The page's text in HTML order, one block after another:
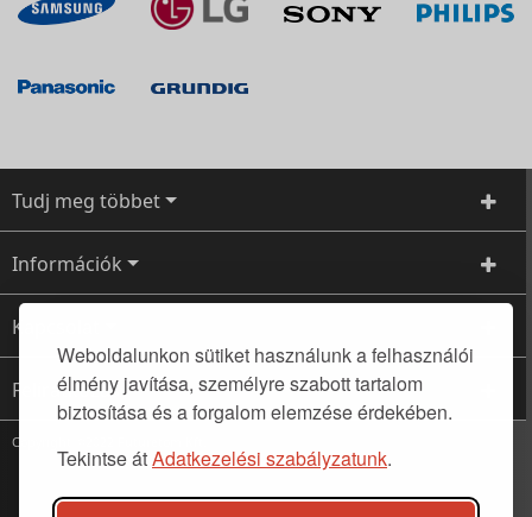
Weboldalunkon sütiket használunk a felhasználói
élmény javítása, személyre szabott tartalom
biztosítása és a forgalom elemzése érdekében.
Tekintse átAdatkezelési szabályzatunk.
Tudj meg többet
Információk
Kapcsolat
Feliratkozás
Copyright ©2022 Futuretom Kft.